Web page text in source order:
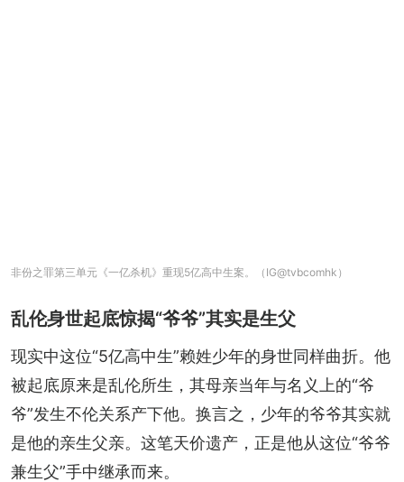
非份之罪第三单元《一亿杀机》重现5亿高中生案。（IG@tvbcomhk）
乱伦身世起底惊揭“爷爷”其实是生父
现实中这位“5亿高中生”赖姓少年的身世同样曲折。他
被起底原来是乱伦所生，其母亲当年与名义上的“爷
爷”发生不伦关系产下他。换言之，少年的爷爷其实就
是他的亲生父亲。这笔天价遗产，正是他从这位“爷爷
兼生父”手中继承而来。